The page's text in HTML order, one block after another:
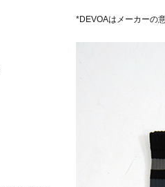
*DEVOAはメーカーの